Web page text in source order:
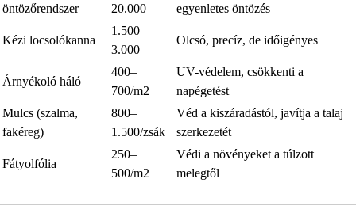
öntözőrendszer
20.000
egyenletes öntözés
Kézi locsolókanna
1.500–
3.000
Olcsó, precíz, de időigényes
Árnyékoló háló
400–
700/m2
UV-védelem, csökkenti a
napégetést
Mulcs (szalma,
fakéreg)
800–
1.500/zsák
Véd a kiszáradástól, javítja a talaj
szerkezetét
Fátyolfólia
250–
500/m2
Védi a növényeket a túlzott
melegtől